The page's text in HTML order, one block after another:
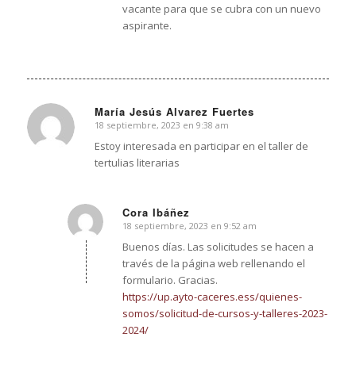
vacante para que se cubra con un nuevo
aspirante.
María Jesús Alvarez Fuertes
Dice:
18 septiembre, 2023 en 9:38 am
Estoy interesada en participar en el taller de
tertulias literarias
Cora Ibáñez
Dice:
18 septiembre, 2023 en 9:52 am
Buenos días. Las solicitudes se hacen a
través de la página web rellenando el
formulario. Gracias.
https://up.ayto-caceres.ess/quienes-
somos/solicitud-de-cursos-y-talleres-2023-
2024/